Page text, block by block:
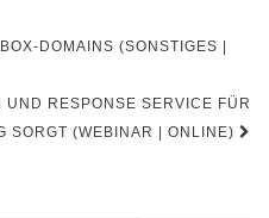
DOMAINS (SONSTIGES |
RESPONSE SERVICE FÜR
SORGT (WEBINAR | ONLINE)